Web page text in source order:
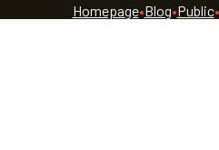
Homepage•Blog•Public•